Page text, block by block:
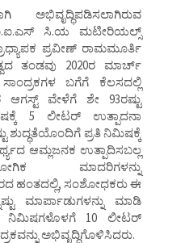
ಅಭಿವೃದ್ಧಿಪಡಿಸಲಾಗಿರುವ
ಐ.ಐ.ಎಸ್ ಸಿ.ಯ ಮಟೀರಿಯಲ್ಸ್
ಪ್ರವೀಣ್ ರಾಮಮೂರ್ತಿ
ತಂಡವು 2020ರ ಮಾರ್ಚ್
ಬಗೆಗೆ ಕೆಲಸದಲ್ಲಿ
ಆಗಸ್ಟ್ ವೇಳೆಗೆ ಶೇ 93ರಷ್ಟು
5 ಲೀಟರ್ ಉತ್ಪಾದನಾ
ಶುದ್ಧತೆಯೊಂದಿಗೆ ಪ್ರತಿ ನಿಮಿಷಕ್ಕೆ
ಆಮ್ಲಜನಕ ಉತ್ಪಾದಿಸಬಲ್ಲ
ಮಾದರಿಗಳನ್ನು
ಹಂತದಲ್ಲಿ, ಸಂಶೋಧಕರು ಈ
ಮಾರ್ಪಾಡುಗಳನ್ನು ಮಾಡಿ
ನಿಮಿಷಗಳೊಳಗೆ 10 ಲೀಟರ್
ಅಭಿವೃದ್ಧಿಗೊಳಿಸಿದರು.